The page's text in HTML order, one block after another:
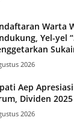
Warta
Yel-yel
2026
Aep
Dividen
2026